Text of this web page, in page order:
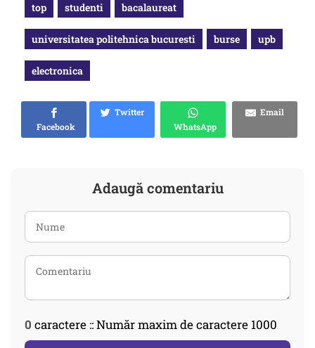
top studenti bacalaureat
universitatea politehnica bucuresti burse upb
electronica
Facebook
Twitter
WhatsApp
Email
Adaugă comentariu
0 caractere :: Număr maxim de caractere 1000